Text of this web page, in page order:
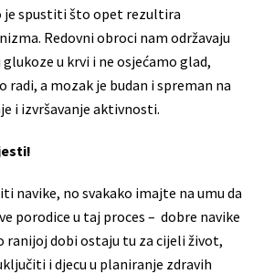
je spustiti što opet rezultira
Redovni obroci nam održavaju
u krvi i ne osjećamo glad,
radi, a mozak je budan i spreman na
i izvršavanje aktivnosti.
navike, no svakako imajte na umu da
porodice u taj proces – dobre navike
ranijoj dobi ostaju tu za cijeli život,
i djecu u planiranje zdravih